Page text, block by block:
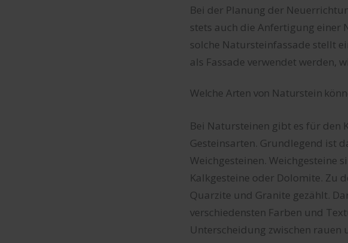
Bei der Planung der
stets auch die Anfertigung einer
solche Natursteinfassade stellt
als Fassade verwendet werden,
Welche Arten von Naturstein
Bei Natursteinen gibt es für den
Gesteinsarten. Grundlegend ist
Weichgesteinen. Weichgesteine
Kalkgesteine oder Dolomite. Zu
Quarzite und Granite gezählt.
verschiedensten Farben und
Unterscheidung zwischen rauen